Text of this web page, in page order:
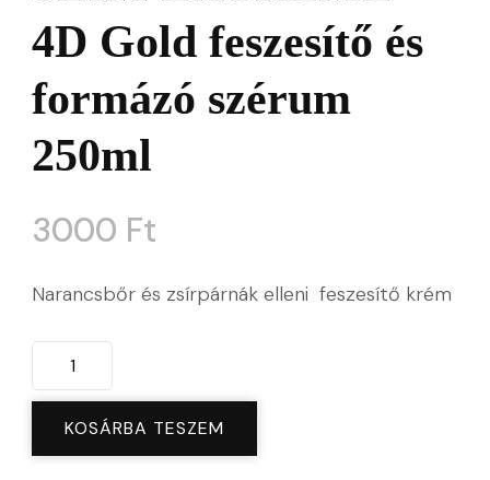
4D Gold feszesítő és
formázó szérum
250ml
3000 Ft
Narancsbőr és zsírpárnák elleni feszesítő krém
Eveline
Cosmetics
SLIM
EXTREME
KOSÁRBA TESZEM